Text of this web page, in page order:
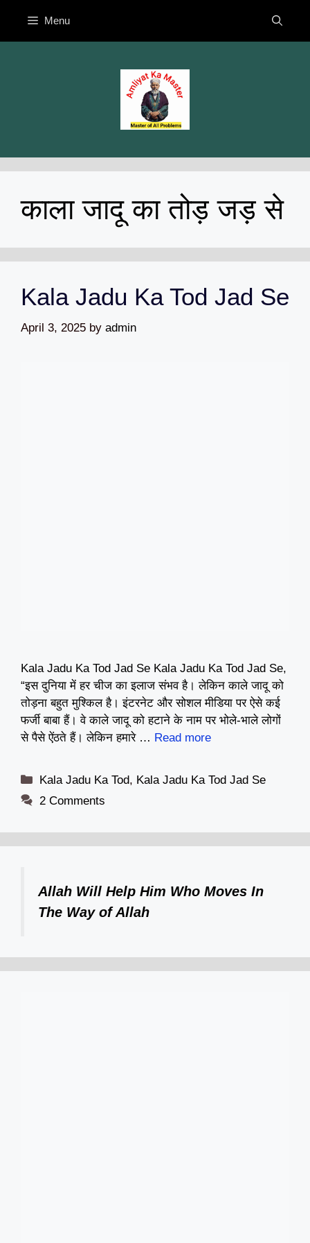
content
Menu
काला जादू का तोड़ जड़ से
Kala Jadu Ka Tod Jad Se
April 3, 2025 by admin
Kala Jadu Ka Tod Jad Se Kala Jadu Ka Tod Jad Se,
“इस दुनिया में हर चीज का इलाज संभव है। लेकिन काले जादू को
तोड़ना बहुत मुश्किल है। इंटरनेट और सोशल मीडिया पर ऐसे कई
फर्जी बाबा हैं। वे काले जादू को हटाने के नाम पर भोले-भाले लोगों
से पैसे ऐंठते हैं। लेकिन हमारे … Read more
Categories
Kala Jadu Ka Tod, Kala Jadu Ka Tod Jad Se
2 Comments
Allah Will Help Him Who Moves In
The Way of Allah